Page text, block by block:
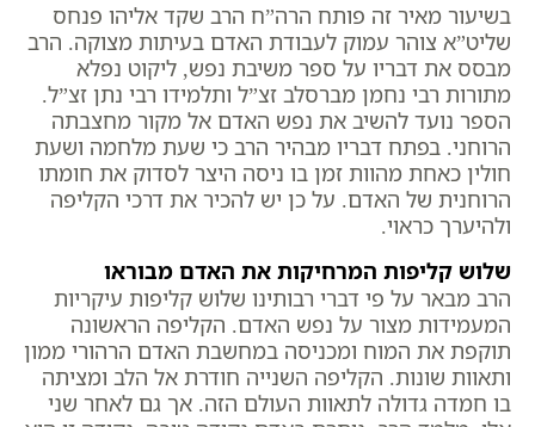
בשיעור מאיר זה פותח הרה”ח הרב שקד אליהו פנחס
שליט”א צוהר עמוק לעבודת האדם בעיתות מצוקה. הרב
מבסס את דבריו על ספר משיבת נפש, ליקוט נפלא
מתורות רבי נחמן מברסלב זצ”ל ותלמידו רבי נתן זצ”ל.
הספר נועד להשיב את נפש האדם אל מקור מחצבתה
הרוחני. בפתח דבריו מבהיר הרב כי שעת מלחמה ושעת
חולין כאחת מהוות זמן בו ניסה היצר לסדוק את חומתו
הרוחנית של האדם. על כן יש להכיר את דרכי הקליפה
ולהיערך כראוי.
שלוש קליפות המרחיקות את האדם מבוראו
הרב מבאר על פי דברי רבותינו שלוש קליפות עיקריות
המעמידות מצור על נפש האדם. הקליפה הראשונה
תוקפת את המוח ומכניסה במחשבת האדם הרהורי ממון
ותאוות שונות. הקליפה השנייה חודרת אל הלב ומציתה
בו חמדה גדולה לתאוות העולם הזה. אך גם לאחר שני